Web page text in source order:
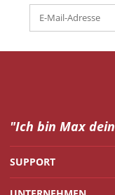
"Ich bin Max dein
SUPPORT